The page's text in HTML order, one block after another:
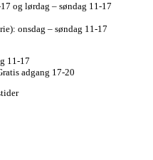
og lørdag – søndag 11-17
onsdag – søndag 11-17
11-17
adgang 17-20